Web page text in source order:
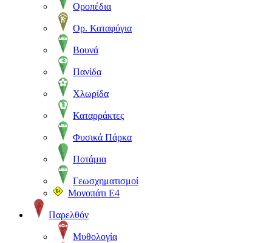
Οροπέδια
Ορ. Καταφύγια
Βουνά
Πανίδα
Χλωρίδα
Καταρράκτες
Φυσικά Πάρκα
Ποτάμια
Γεωσχηματισμοί
Μονοπάτι Ε4
Παρελθόν
Μυθολογία